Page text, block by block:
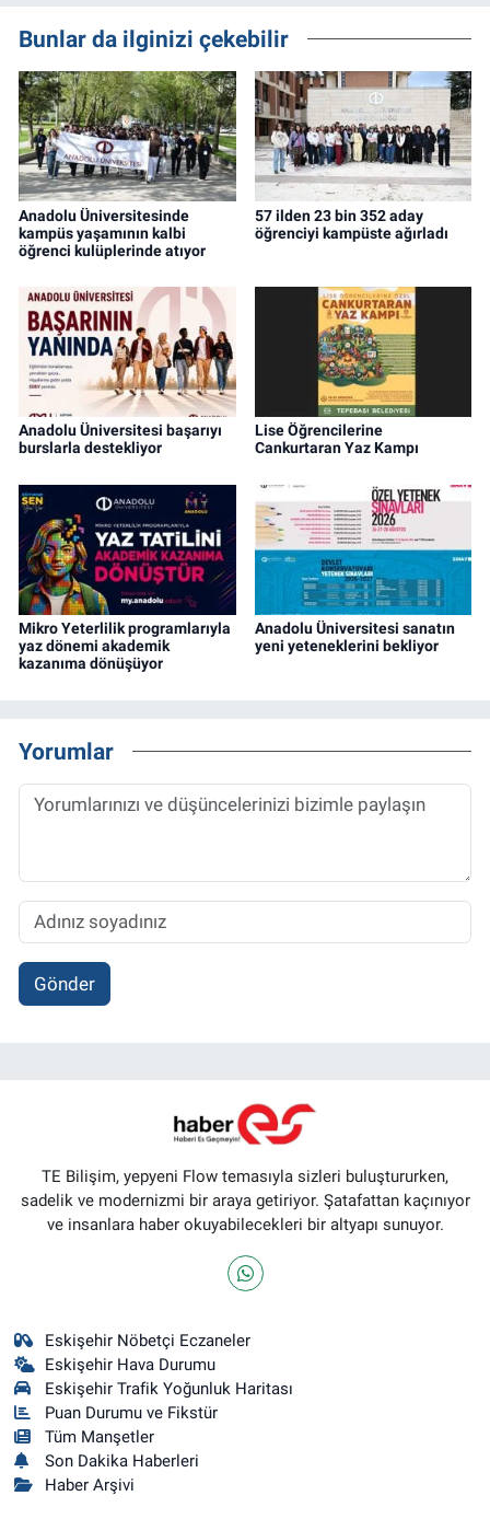
Bunlar da ilginizi çekebilir
Anadolu Üniversitesinde
kampüs yaşamının kalbi
öğrenci kulüplerinde atıyor
57 ilden 23 bin 352 aday
öğrenciyi kampüste ağırladı
Anadolu Üniversitesi başarıyı
burslarla destekliyor
Lise Öğrencilerine
Cankurtaran Yaz Kampı
Mikro Yeterlilik programlarıyla
yaz dönemi akademik
kazanıma dönüşüyor
Anadolu Üniversitesi sanatın
yeni yeteneklerini bekliyor
Yorumlar
Gönder
TE Bilişim, yepyeni Flow temasıyla sizleri buluştururken,
sadelik ve modernizmi bir araya getiriyor. Şatafattan kaçınıyor
ve insanlara haber okuyabilecekleri bir altyapı sunuyor.
Eskişehir Nöbetçi Eczaneler
Eskişehir Hava Durumu
Eskişehir Trafik Yoğunluk Haritası
Puan Durumu ve Fikstür
Tüm Manşetler
Son Dakika Haberleri
Haber Arşivi